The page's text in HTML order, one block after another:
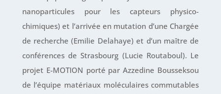
nanoparticules pour les capteurs physico-
chimiques) et l’arrivée en mutation d’une Chargée
de recherche (Emilie Delahaye) et d’un maître de
conférences de Strasbourg (Lucie Routaboul). Le
projet E-MOTION porté par Azzedine Bousseksou
de l’équipe matériaux moléculaires commutables